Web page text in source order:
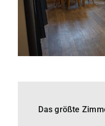
Das größte